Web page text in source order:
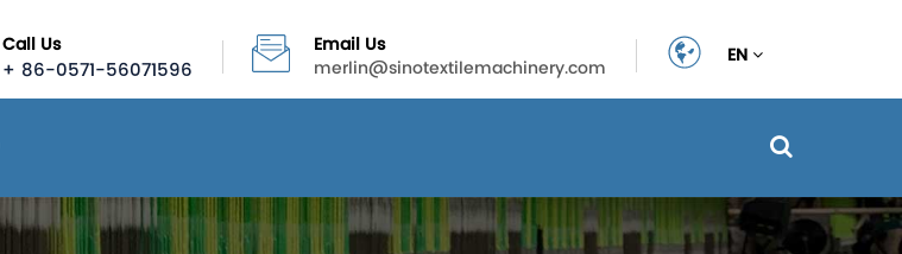
Call Us
+ 86-0571-56071596
Email Us
merlin@sinotextilemachinery.com
EN